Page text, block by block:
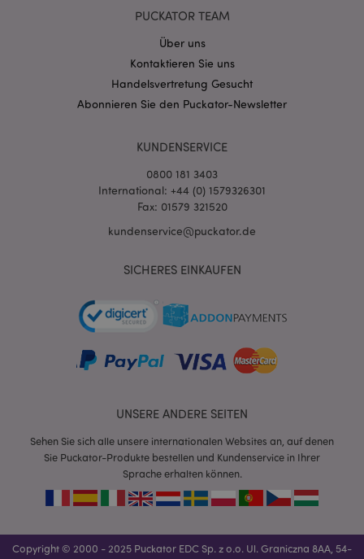
PUCKATOR TEAM
Über uns
Kontaktieren Sie uns
Handelsvertretung Gesucht
Abonnieren Sie den Puckator-Newsletter
KUNDENSERVICE
0800 181 3403
International: +44 (0) 1579326301
Fax: 01579 321520
kundenservice@puckator.de
SICHERES EINKAUFEN
UNSERE ANDERE SEITEN
Sehen Sie sich alle unsere internationalen Websites an, auf denen
Sie Puckator-Produkte bestellen und Kundenservice in Ihrer
Sprache erhalten können.
Copyright © 2000 - 2025 Puckator EDC Sp. z o.o. Ul. Graniczna 8AA, 54-
PHPSESSID
PHP.net
.www.puckator.de
mage-messages
mage-cache-sessid
www.puckator.de
Datenschutzbestimmungen von Google